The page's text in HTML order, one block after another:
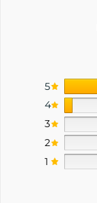
5
4
3
2
1